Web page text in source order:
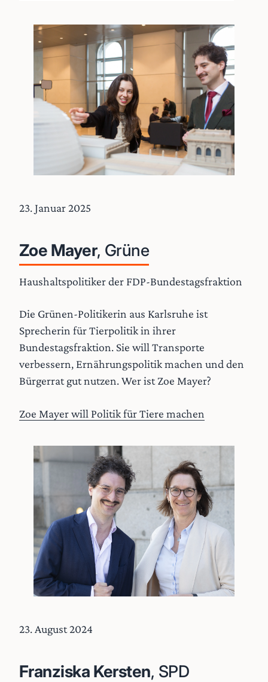
23. Januar 2025
Zoe Mayer, Grüne
Haushaltspolitiker der FDP-Bundestagsfraktion
Die Grünen-Politikerin aus Karlsruhe ist
Sprecherin für Tierpolitik in ihrer
Bundestagsfraktion. Sie will Transporte
verbessern, Ernährungspolitik machen und den
Bürgerrat gut nutzen. Wer ist Zoe Mayer?
Zoe Mayer will Politik für Tiere machen
23. August 2024
Franziska Kersten, SPD